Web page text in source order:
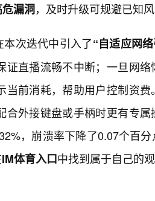
漏洞，及时升级可规避已知风
本次迭代中引入了“自适应网
直播流畅不中断；一旦网
前消耗，帮助用户控制资
外接键盘或手柄时更有专
，崩溃率下降了0.07个百
IM体育入口中找到属于自己的观